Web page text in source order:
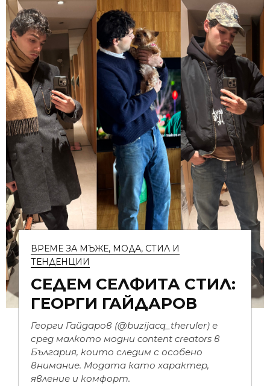
ВРЕМЕ ЗА МЪЖЕ, МОДА, СТИЛ И
ТЕНДЕНЦИИ
СЕДЕМ СЕЛФИТА СТИЛ:
ГЕОРГИ ГАЙДАРОВ
Георги Гайдаров (@buzijacq_theruler) е
сред малкото модни content creators в
България, които следим с особено
внимание. Модата като характер,
явление и комфорт.